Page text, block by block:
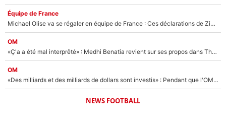
Équipe de France
Michael Olise va se régaler en équipe de France : Ces déclarations de Zinedine Zidane qui prouvent qu'il va tout miser sur la star du Bayern Munich !
OM
«Ç'a a été mal interprêté» : Medhi Benatia revient sur ses propos dans The Bridge et précise ses conditions pour rejoindre le PSG !
OM
«Des milliards et des milliards de dollars sont investis» : Pendant que l'OM est en pleine crise financière, Frank McCourt lance un nouveau projet à 260M€ !
NEWS FOOTBALL